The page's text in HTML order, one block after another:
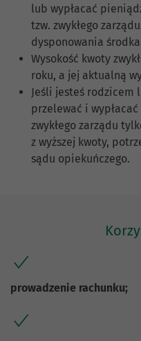
lub wypłacać
tzw. zwykłego
dysponowania
Wysokość kwoty
roku, a jej aktualną
Jeśli jesteś rodzicem
przelewać i
zwykłego zarządu
z wyższej kwoty,
sądu opiekuńczego.
prowadzenie rachunku;